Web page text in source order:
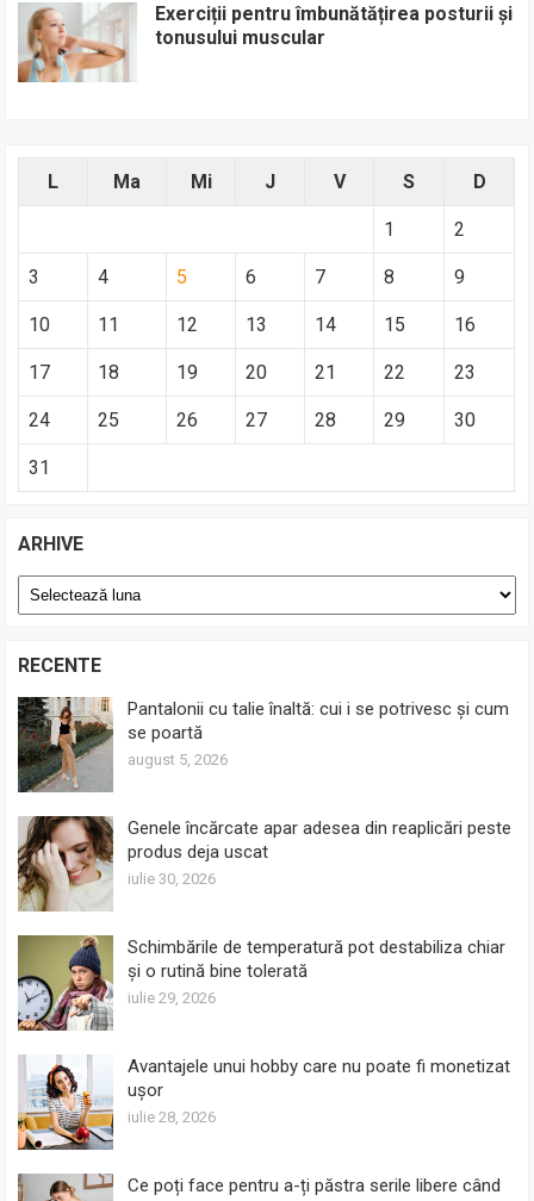
Exerciții pentru îmbunătățirea posturii și
tonusului muscular
L Ma Mi J V S D
1 2
3 4 5 6 7 8 9
10 11 12 13 14 15 16
17 18 19 20 21 22 23
24 25 26 27 28 29 30
31
ARHIVE
Arhive
RECENTE
Pantalonii cu talie înaltă: cui i se potrivesc și cum
se poartă
august 5, 2026
Genele încărcate apar adesea din reaplicări peste
produs deja uscat
iulie 30, 2026
Schimbările de temperatură pot destabiliza chiar
și o rutină bine tolerată
iulie 29, 2026
Avantajele unui hobby care nu poate fi monetizat
ușor
iulie 28, 2026
Ce poți face pentru a-ți păstra serile libere când